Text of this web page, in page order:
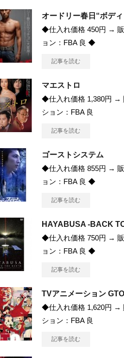
オードリー春日“ボデ
◆仕入れ価格 450円 →
ョン：FBA 良 ◆
記事を読む
マエストロ
◆仕入れ価格 1,380円 →
ション：FBA 良
記事を読む
ゴーストシステム
◆仕入れ価格 855円 →
ョン：FBA 良 ◆
記事を読む
HAYABUSA -BACK
◆仕入れ価格 750円 →
ョン：FBA 良 ◆
記事を読む
TVアニメーション
◆仕入れ価格 1,620円 →
ション：FBA 良
記事を読む